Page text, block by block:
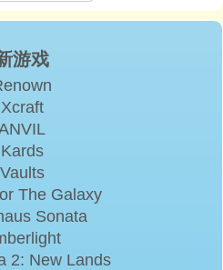
游戏
Xcraft
Kards
Vaults
The Galaxy
Sonata
2: New Lands